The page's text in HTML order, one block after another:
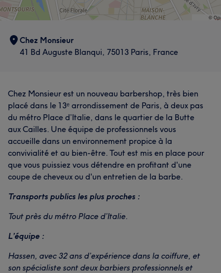
Chez Monsieur
41 Bd Auguste Blanqui, 75013 Paris, France
Chez Monsieur est un nouveau barbershop, très bien
placé dans le 13ᵉ arrondissement de Paris, à deux pas
du métro Place d’Italie, dans le quartier de la Butte
aux Cailles. Une équipe de professionnels vous
accueille dans un environnement propice à la
convivialité et au bien-être. Tout est mis en place pour
que vous puissiez vous détendre en profitant d'une
coupe de cheveux ou d'un entretien de la barbe.
Transports publics les plus proches :
Tout près du métro Place d’Italie.
L’équipe :
Hassen, avec 32 ans d’expérience dans la coiffure, et
son spécialiste sont deux barbiers professionnels et